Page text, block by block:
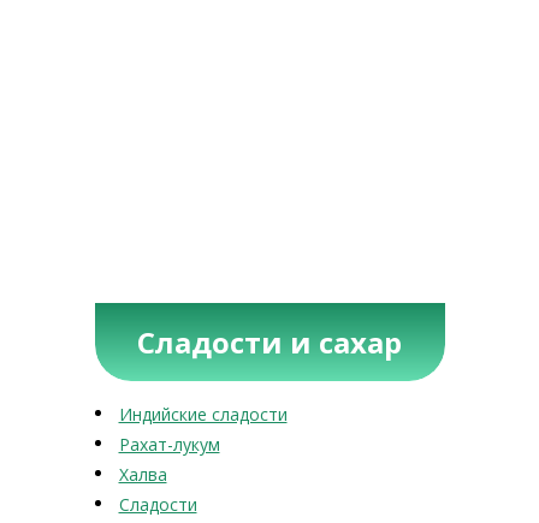
Сладости и сахар
Индийские сладости
Рахат-лукум
Халва
Сладости